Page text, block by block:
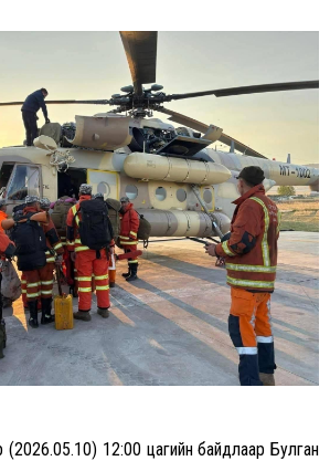
(2026.05.10) 12:00 цагийн байдлаар Булган